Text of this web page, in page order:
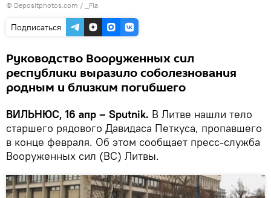
© Depositphotos.com / _Fla
Подписаться
Руководство Вооруженных сил
республики выразило соболезнования
родным и близким погибшего
ВИЛЬНЮС, 16 апр – Sputnik. В Литве нашли тело
старшего рядового Давидаса Петкуса, пропавшего
в конце февраля. Об этом сообщает пресс-служба
Вооруженных сил (ВС) Литвы.